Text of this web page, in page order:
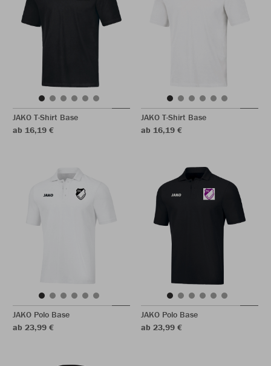
JAKO T-Shirt Base
ab 16,19 €
JAKO T-Shirt Base
ab 16,19 €
JAKO Polo Base
ab 23,99 €
JAKO Polo Base
ab 23,99 €